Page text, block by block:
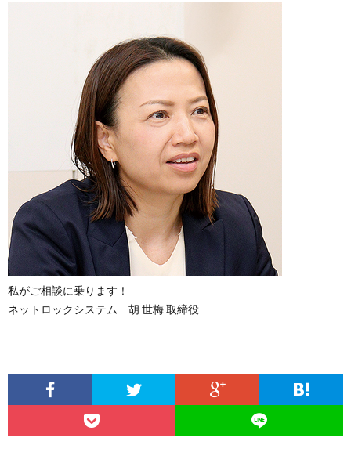
私がご相談に乗ります！
ネットロックシステム 胡 世梅 取締役